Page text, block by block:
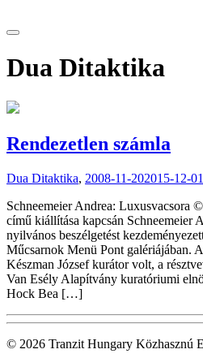
Dua Ditaktika
Rendezetlen számla
Dua Ditaktika, 2008-11-202015-12-01
Schneemeier Andrea: Luxusvacsora
című kiállítása kapcsán Schneemeier
nyilvános beszélgetést
Műcsarnok Menü Pont galériájában.
Készman József kurátor volt, a
Van Esély Alapítvány kuratóriumi
Hock Bea […]
© 2026 Tranzit Hungary Közhasznú